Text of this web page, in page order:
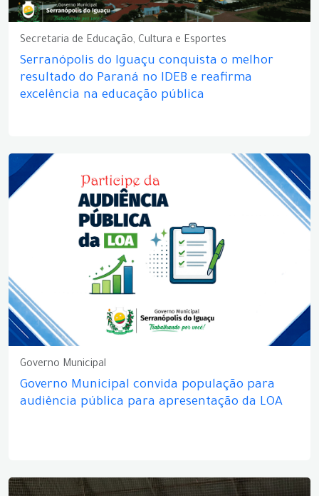
Secretaria de Educação, Cultura e Esportes
Serranópolis do Iguaçu conquista o melhor
resultado do Paraná no IDEB e reafirma
excelência na educação pública
Governo Municipal
Governo Municipal convida população para
audiência pública para apresentação da LOA